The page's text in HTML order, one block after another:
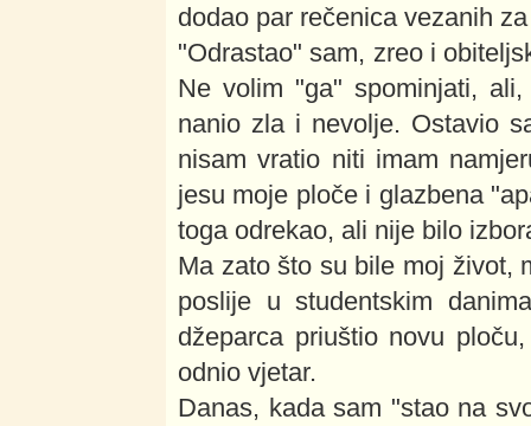
dodao par rečenica vezanih
"Odrastao" sam, zreo i
Ne volim "ga" spominjati,
nanio zla i nevolje. Ostavio
nisam vratio niti imam
jesu moje ploče i glazbena
toga odrekao, ali nije bilo
Ma zato što su bile moj život,
poslije u studentskim
džeparca priuštio novu
odnio vjetar.
Danas, kada sam "stao na